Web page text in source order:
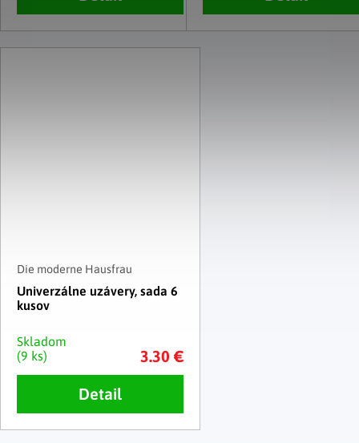
Die moderne Hausfrau
Univerzálne uzávery, sada 6
kusov
Skladom
(9 ks)
3.30 €
Detail